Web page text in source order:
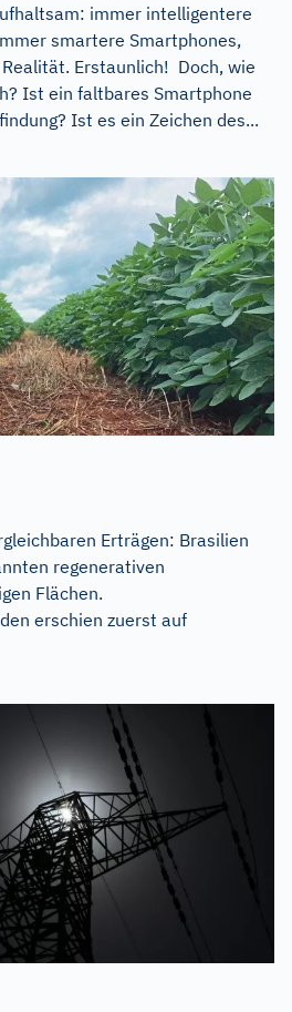
immer intelligentere
smartere Smartphones,
Erstaunlich! Doch, wie
Ist ein faltbares Smartphone
Ist es ein Zeichen des...
Erträgen: Brasilien
regenerativen
Flächen.
erschien zuerst auf